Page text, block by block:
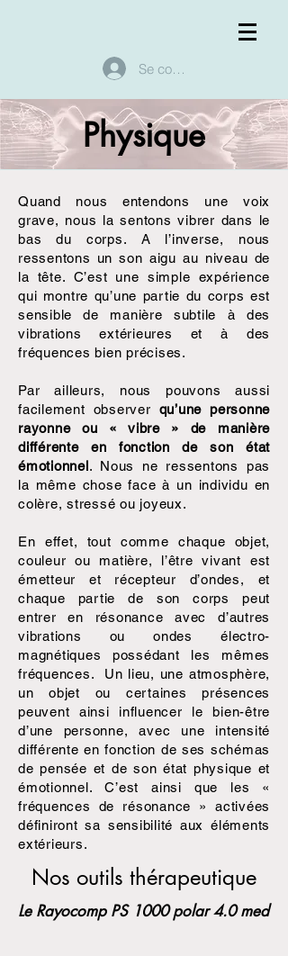
Se connecter
Physique
Quand nous entendons une voix
grave, nous la sentons vibrer dans le
bas du corps. A l’inverse, nous
ressentons un son aigu au niveau de
la tête. C’est une simple expérience
qui montre qu’une partie du corps est
sensible de manière subtile à des
vibrations extérieures et à des
fréquences bien précises.
Par ailleurs, nous pouvons aussi
facilement observer qu’une personne
rayonne ou « vibre » de manière
différente en fonction de son état
émotionnel. Nous ne ressentons pas
la même chose face à un individu en
colère, stressé ou joyeux.
En effet, tout comme chaque objet,
couleur ou matière, l’être vivant est
émetteur et récepteur d’ondes, et
chaque partie de son corps peut
entrer en résonance avec d’autres
vibrations ou ondes électro-
magnétiques possédant les mêmes
fréquences. Un lieu, une atmosphère,
un objet ou certaines présences
peuvent ainsi influencer le bien-être
d’une personne, avec une intensité
différente en fonction de ses schémas
de pensée et de son état physique et
émotionnel. C’est ainsi que les «
fréquences de résonance » activées
définiront sa sensibilité aux éléments
extérieurs.
Nos outils thérapeutique
Le Rayocomp PS 1000 polar 4.0 med